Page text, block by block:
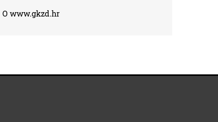
O www.gkzd.hr